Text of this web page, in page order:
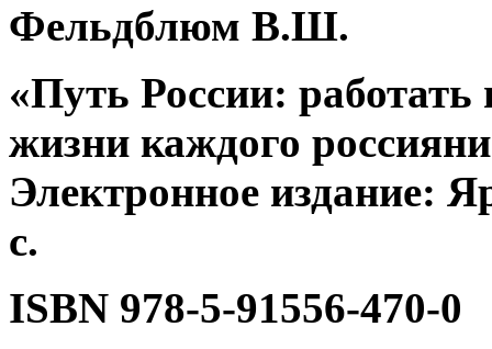
Фельдблюм В.Ш.
«Путь России:
жизни каждого
Электронное издание:
с.
ISBN 978-5-91556-470-0